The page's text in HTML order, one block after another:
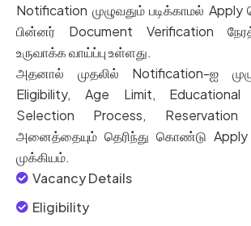
Notification முழுவதும் படிக்காமல் Apply
பின்னர் Document Verification
உருவாக்கவாய்ப்புஉள்ளது.
அதனால்
முதலில் Notification-ஐ
Eligibility, Age Limit, Educational
Selection Process,
அனைத்தையும் தெரிந்து கொண்டு Apply
முக்கியம்.
Vacancy Details
Eligibility